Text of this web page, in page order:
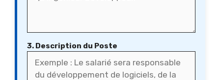
3. Description du Poste